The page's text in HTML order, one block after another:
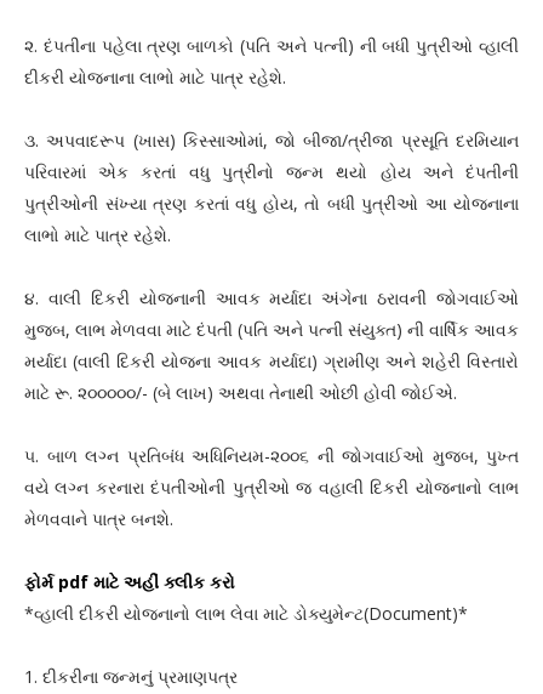
૨. દંપતીના પહેલા ત્રણ બાળકો (પતિ અને પત્ની) ની બધી પુત્રીઓ વ્હાલી
દીકરી યોજનાના લાભો માટે પાત્ર રહેશે.
૩. અપવાદરૂપ (ખાસ) કિસ્સાઓમાં, જો બીજા/ત્રીજા પ્રસૂતિ દરમિયાન
પરિવારમાં એક કરતાં વધુ પુત્રીનો જન્મ થયો હોય અને દંપતીની
પુત્રીઓની સંખ્યા ત્રણ કરતાં વધુ હોય, તો બધી પુત્રીઓ આ યોજનાના
લાભો માટે પાત્ર રહેશે.
૪. વાલી દિકરી યોજનાની આવક મર્યાદા અંગેના ઠરાવની જોગવાઈઓ
મુજબ, લાભ મેળવવા માટે દંપતી (પતિ અને પત્ની સંયુક્ત) ની વાર્ષિક આવક
મર્યાદા (વાલી દિકરી યોજના આવક મર્યાદા) ગ્રામીણ અને શહેરી વિસ્તારો
માટે રૂ. ૨૦૦૦૦૦/- (બે લાખ) અથવા તેનાથી ઓછી હોવી જોઈએ.
૫. બાળ લગ્ન પ્રતિબંધ અધિનિયમ-૨૦૦૬ ની જોગવાઈઓ મુજબ, પુખ્ત
વયે લગ્ન કરનારા દંપતીઓની પુત્રીઓ જ વહાલી દિકરી યોજનાનો લાભ
મેળવવાને પાત્ર બનશે.
ફોર્મ pdf માટે અહીં ક્લીક કરો
*વ્હાલી દીકરી યોજનાનો લાભ લેવા માટે ડોક્યુમેન્ટ(Document)*
1. દીકરીના જન્મનું પ્રમાણપત્ર